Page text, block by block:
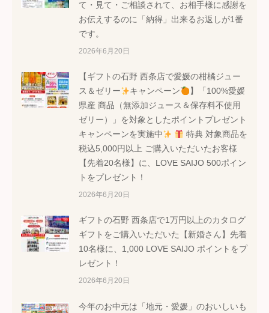
て・見て・ご相談されて、お相手様に感謝を
お伝えするのに「納得」出来るお返しが1番
です。
2026年6月20日
【ギフトの石野 西条店で愛媛の柑橘ジュー
ス＆ゼリー
キャンペーン
】「100%愛媛
県産 商品（無添加ジュース＆保存料不使用
ゼリー）」を対象としたポイントプレゼント
キャンペーンを実施中
特典 対象商品を
税込5,000円以上 ご購入いただいたお客様
【先着20名様】に、LOVE SAIJO 500ポイン
トをプレゼント！
2026年6月20日
ギフトの石野 西条店で1万円以上のカタログ
ギフトをご購入いただいた【新婚さん】先着
10名様に、1,000 LOVE SAIJO ポイントをプ
レゼント！
2026年6月20日
今年のお中元は「地元・愛媛」のおいしいも